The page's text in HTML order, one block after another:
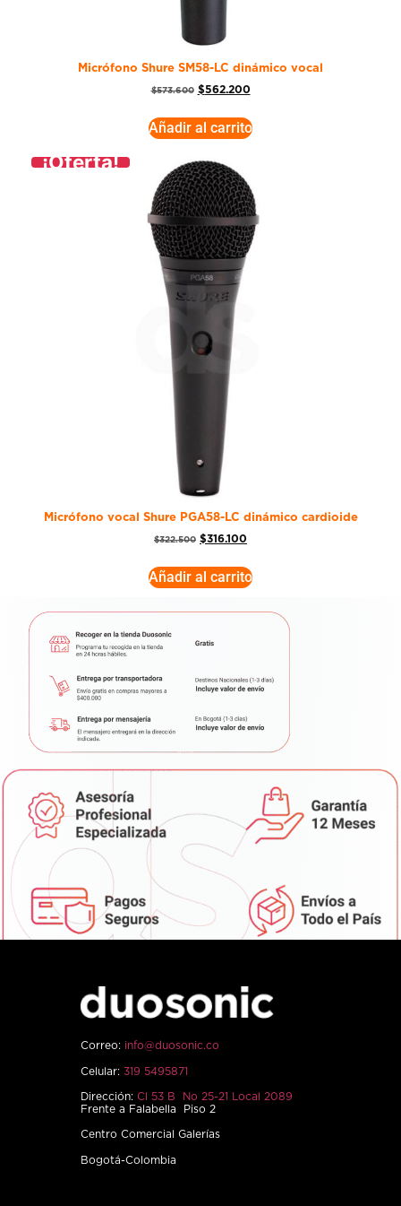
Micrófono Shure SM58-LC dinámico vocal
$573.600 $562.200
Añadir al carrito
¡Oferta!
Micrófono vocal Shure PGA58-LC dinámico cardioide
$322.500 $316.100
Añadir al carrito
Correo: info@duosonic.co
Celular: 319 5495871
Dirección: Cl 53 B No 25-21 Local 2089
Frente a Falabella Piso 2
Centro Comercial Galerías
Bogotá-Colombia